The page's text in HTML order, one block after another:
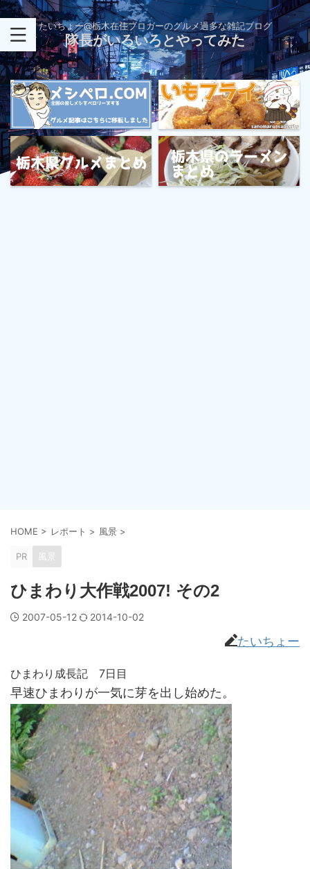
たいちょー@栃木在住ブロガーのグルメ過多な雑記ブログ
隊長がいろいろとやってみた
HOME > レポート > 風景 >
PR 風景
ひまわり大作戦2007! その2
2007-05-12 2014-10-02
たいちょー
ひまわり成長記 7日目
早速ひまわりが一気に芽を出し始めた。